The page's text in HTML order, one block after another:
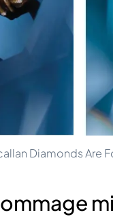
Diamonds Are